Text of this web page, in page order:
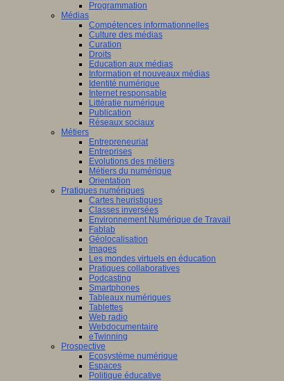
Programmation
Médias
Compétences informationnelles
Culture des médias
Curation
Droits
Education aux médias
Information et nouveaux médias
Identité numérique
Internet responsable
Littératie numérique
Publication
Réseaux sociaux
Métiers
Entrepreneuriat
Entreprises
Evolutions des métiers
Métiers du numérique
Orientation
Pratiques numériques
Cartes heuristiques
Classes inversées
Environnement Numérique de Travail
Fablab
Géolocalisation
Images
Les mondes virtuels en éducation
Pratiques collaboratives
Podcasting
Smartphones
Tableaux numériques
Tablettes
Web radio
Webdocumentaire
eTwinning
Prospective
Ecosystème numérique
Espaces
Politique éducative